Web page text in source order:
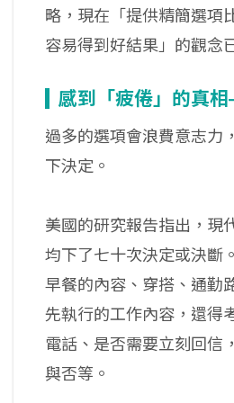
略，現在「提供精簡選項
容易得到好結果」的觀念
感到「疲倦」的真
過多的選項會浪費意志力
下決定。
美國的研究報告指出，現
均下了七十次決定或決斷
早餐的內容、穿搭、通勤
先執行的工作內容，還得
電話、是否需要立刻回信
與否等。